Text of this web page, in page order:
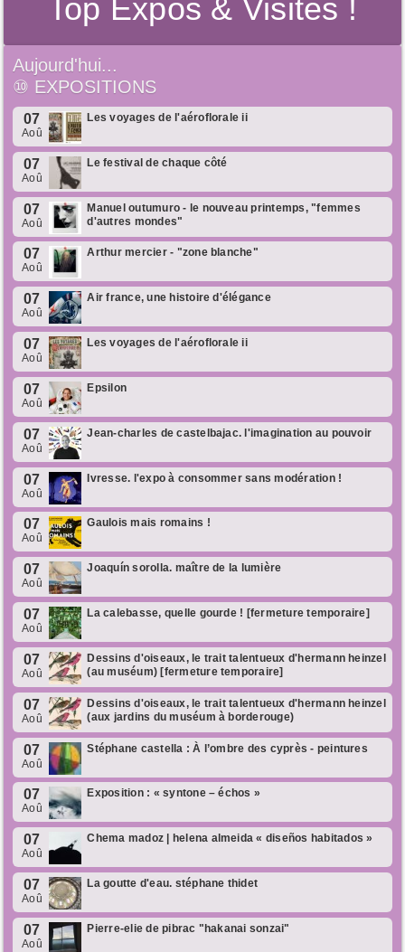
Top Expos & Visites !
Aujourd'hui...
⑩ EXPOSITIONS
07
Aoû
Les voyages de l'aéroflorale ii
07
Aoû
Le festival de chaque côté
07
Aoû
Manuel outumuro - le nouveau printemps, "femmes
d'autres mondes"
07
Aoû
Arthur mercier - "zone blanche"
07
Aoû
Air france, une histoire d'élégance
07
Aoû
Les voyages de l'aéroflorale ii
07
Aoû
Epsilon
07
Aoû
Jean-charles de castelbajac. l'imagination au pouvoir
07
Aoû
Ivresse. l'expo à consommer sans modération !
07
Aoû
Gaulois mais romains !
07
Aoû
Joaquín sorolla. maître de la lumière
07
Aoû
La calebasse, quelle gourde ! [fermeture temporaire]
07
Aoû
Dessins d'oiseaux, le trait talentueux d'hermann heinzel
(au muséum) [fermeture temporaire]
07
Aoû
Dessins d'oiseaux, le trait talentueux d'hermann heinzel
(aux jardins du muséum à borderouge)
07
Aoû
Stéphane castella : À l’ombre des cyprès - peintures
07
Aoû
Exposition : « syntone – échos »
07
Aoû
Chema madoz | helena almeida « diseños habitados »
07
Aoû
La goutte d'eau. stéphane thidet
07
Aoû
Pierre-elie de pibrac "hakanai sonzai"